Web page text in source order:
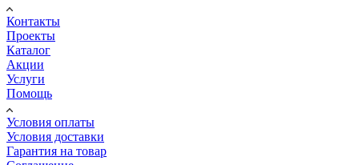
Контакты
Проекты
Каталог
Акции
Услуги
Помощь
Условия оплаты
Условия доставки
Гарантия на товар